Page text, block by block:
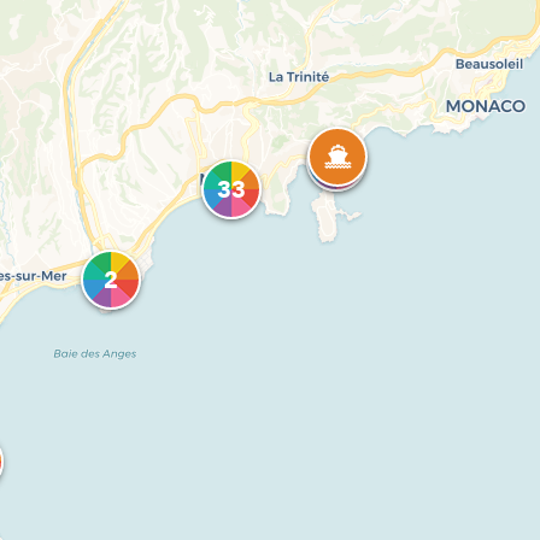
3
33
2